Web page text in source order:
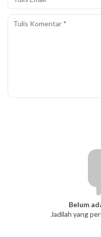
Belum
Jadilah yang